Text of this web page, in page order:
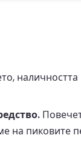
на пиковите